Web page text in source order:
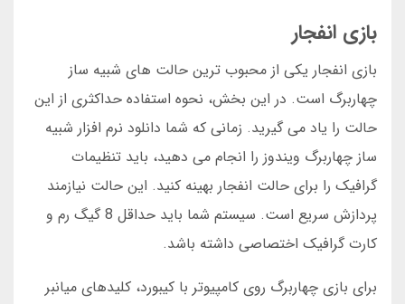
بازی انفجار
بازی انفجار یکی از محبوب ترین حالت های شبیه ساز
چهاربرگ است. در این بخش، نحوه استفاده حداکثری از این
حالت را یاد می گیرید. زمانی که شما دانلود نرم افزار شبیه
ساز چهاربرگ ویندوز را انجام می دهید، باید تنظیمات
گرافیک را برای حالت انفجار بهینه کنید. این حالت نیازمند
پردازش سریع است. سیستم شما باید حداقل 8 گیگ رم و
کارت گرافیک اختصاصی داشته باشد.
برای بازی چهاربرگ روی کامپیوتر با کیبورد، کلیدهای میانبر